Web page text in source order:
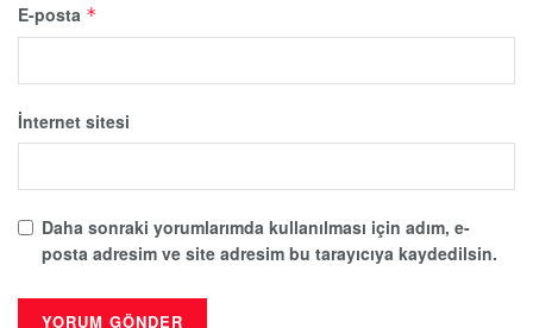
E-posta *
İnternet sitesi
Daha sonraki yorumlarımda kullanılması için adım, e-
posta adresim ve site adresim bu tarayıcıya kaydedilsin.